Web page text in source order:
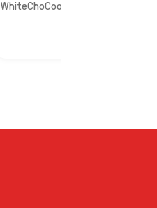
WhiteChoCookieCL1d3MPx10x126E